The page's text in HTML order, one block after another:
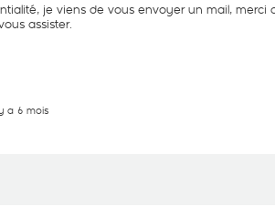
je viens de vous envoyer un mail, merci
assister.
a 6 mois